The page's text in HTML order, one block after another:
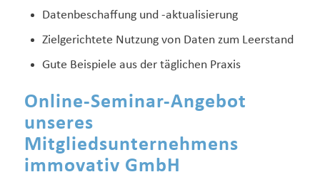
Datenbeschaffung und -aktualisierung
Zielgerichtete Nutzung von Daten zum Leerstand
Gute Beispiele aus der täglichen Praxis
Online-Seminar-Angebot
unseres
Mitgliedsunternehmens
immovativ GmbH